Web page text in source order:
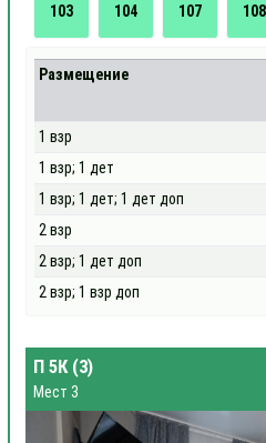
103 104 107 108
Размещение
1 взр
1 взр; 1 дет
1 взр; 1 дет; 1 дет доп
2 взр
2 взр; 1 дет доп
2 взр; 1 взр доп
П 5К (3)
Мест 3